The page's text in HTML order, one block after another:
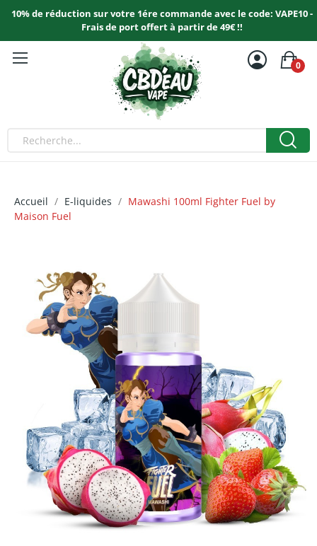
10% de réduction sur votre 1ére commande avec le code: VAPE10 -
Frais de port offert à partir de 49€ !!
0
Accueil E-liquides
Mawashi 100ml Fighter Fuel by
Maison Fuel